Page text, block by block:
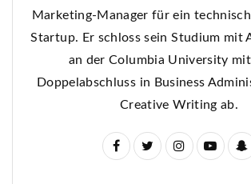
Marketing-Manager für ein
Startup. Er schloss sein Studium mit
an der Columbia University
Doppelabschluss in Business
Creative Writing ab.